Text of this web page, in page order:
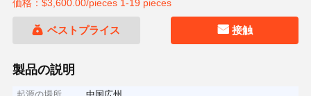
価格：$3,600.00/pieces 1-19 pieces
ベストプライス 接触
製品の説明